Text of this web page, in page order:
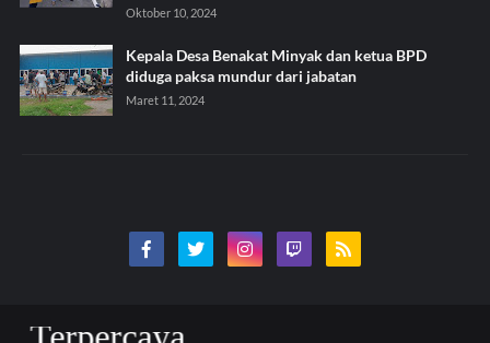
Oktober 10, 2024
Kepala Desa Benakat Minyak dan ketua BPD
diduga paksa mundur dari jabatan
Maret 11, 2024